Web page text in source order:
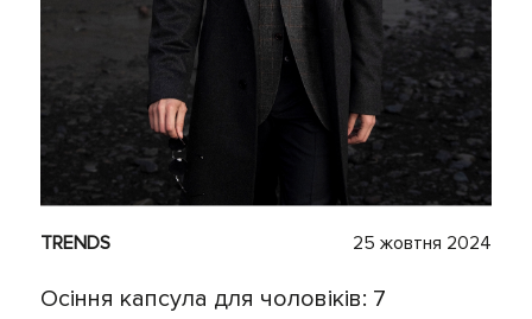
TRENDS 25 жовтня 2024
Осіння капсула для чоловіків: 7